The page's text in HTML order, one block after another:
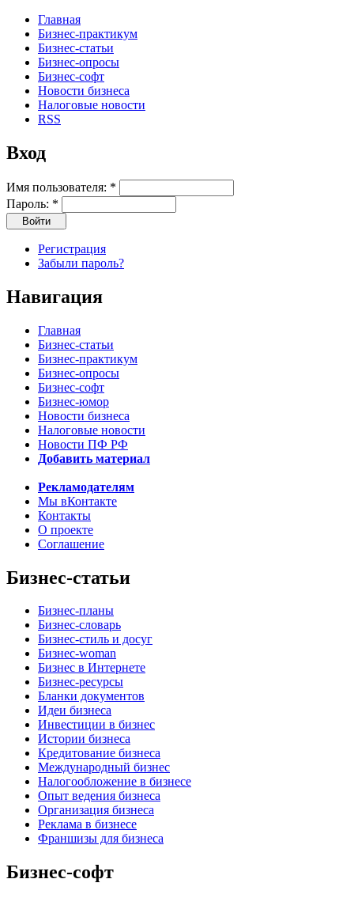
Главная
Бизнес-практикум
Бизнес-статьи
Бизнес-опросы
Бизнес-софт
Новости бизнеса
Налоговые новости
RSS
Вход
Имя пользователя: *
Пароль: *
Регистрация
Забыли пароль?
Навигация
Главная
Бизнес-статьи
Бизнес-практикум
Бизнес-опросы
Бизнес-софт
Бизнес-юмор
Новости бизнеса
Налоговые новости
Новости ПФ РФ
Добавить материал
Рекламодателям
Мы вКонтакте
Контакты
О проекте
Соглашение
Бизнес-статьи
Бизнес-планы
Бизнес-словарь
Бизнес-стиль и досуг
Бизнес-woman
Бизнес в Интернете
Бизнес-ресурсы
Бланки документов
Идеи бизнеса
Инвестиции в бизнес
Истории бизнеса
Кредитование бизнеса
Международный бизнес
Налогообложение в бизнесе
Опыт ведения бизнеса
Организация бизнеса
Реклама в бизнесе
Франшизы для бизнеса
Бизнес-софт